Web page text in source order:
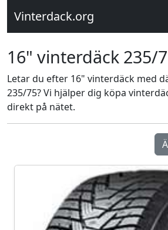
Vinterdack.org
16" vinterdäck 235/
Letar du efter 16" vinterdäck med
235/75? Vi hjälper dig köpa
direkt på nätet.